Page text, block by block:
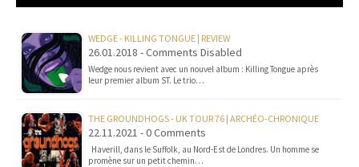
WEDGE - KILLING TONGUE | REVIEW
26.01.2018 - Comments Disabled
Wedge nous revient avec un nouvel album : Killing Tongue après
leur premier album ST. Le trio…
THE GROUNDHOGS - UK TOUR 76 | ARCHÉO-CHRONIQUE
22.11.2021 - 0 Comments
Haverill, dans le Suffolk, au Nord-Est de Londres. Un homme se
promène sur un petit chemin…